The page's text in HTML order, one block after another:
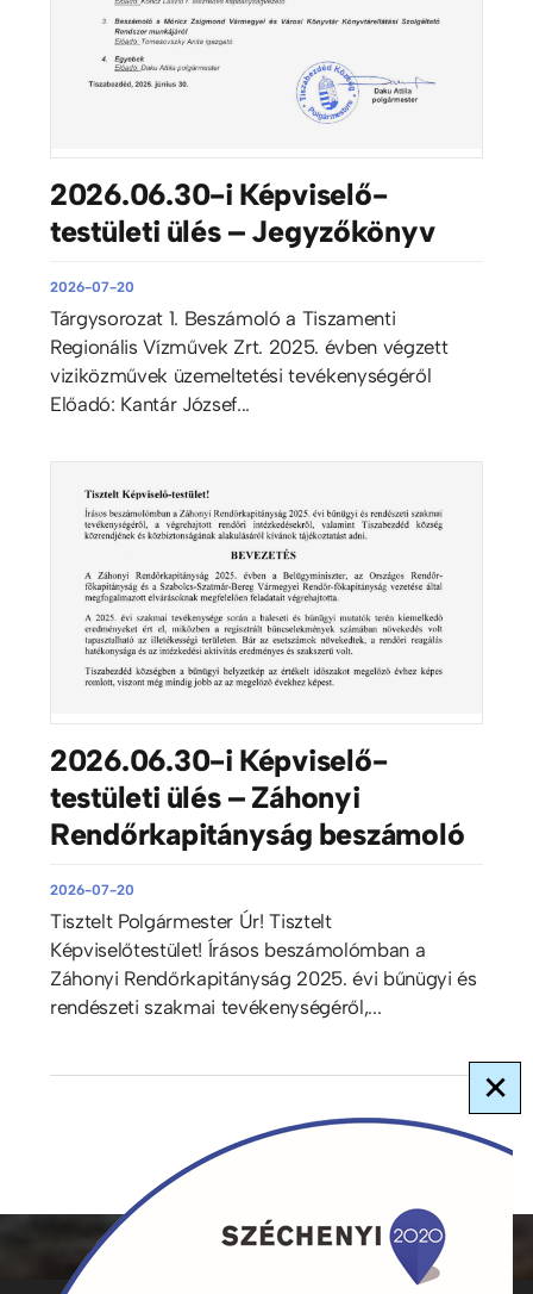
2026.06.30-i Képviselő-
testületi ülés – Jegyzőkönyv
2026-07-20
Tárgysorozat 1. Beszámoló a Tiszamenti
Regionális Vízművek Zrt. 2025. évben végzett
viziközművek üzemeltetési tevékenységéről
Előadó: Kantár József...
2026.06.30-i Képviselő-
testületi ülés – Záhonyi
Rendőrkapitányság beszámoló
2026-07-20
Tisztelt Polgármester Úr! Tisztelt
Képviselőtestület! Írásos beszámolómban a
Záhonyi Rendőrkapitányság 2025. évi bűnügyi és
rendészeti szakmai tevékenységéről,...
×